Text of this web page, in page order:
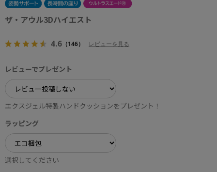
ザ・アウル3Dハイエスト
4.6 （146） レビューを見る
レビューでプレゼント
エクスジェル特製ハンドクッションをプレゼント！
ラッピング
選択してください